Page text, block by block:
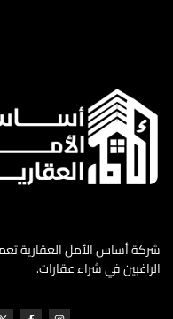
شركة أساس الأمل العقارية
الراغبين في شراء عقارات.